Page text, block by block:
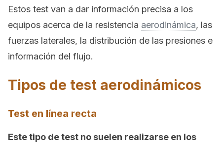
Estos test van a dar información precisa a los
equipos acerca de la resistencia aerodinámica, las
fuerzas laterales, la distribución de las presiones e
información del flujo.
Tipos de test aerodinámicos
Test en línea recta
Este tipo de test no suelen realizarse en los